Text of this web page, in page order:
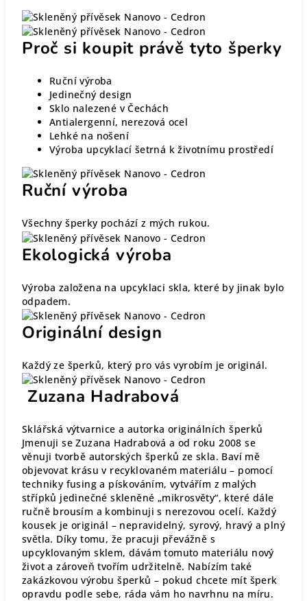
Proč si koupit právě tyto šperky
Ruční výroba
Jedinečný design
Sklo nalezené v Čechách
Antialergenní, nerezová ocel
Lehké na nošení
Výroba upcyklací šetrná k životnímu prostředí
Ruční výroba
Všechny šperky pochází z mých rukou.
Ekologická výroba
Výroba založena na upcyklaci skla, které by jinak bylo
odpadem.
Originální design
Každý ze šperků, který pro vás vyrobím je originál.
Zuzana Hadrabová
Sklářská výtvarnice a autorka originálních šperků
Jmenuji se Zuzana Hadrabová a od roku 2008 se
věnuji tvorbě autorských šperků ze skla. Baví mě
objevovat krásu v recyklovaném materiálu – pomocí
techniky fusing a pískováním, vytvářím z malých
střípků jedinečné skleněné „mikrosvěty“, které dále
ručně brousím a kombinuji s nerezovou ocelí. Každý
kousek je originál – nepravidelný, syrový, hravý a plný
světla. Díky tomu, že pracuji převážně s
upcyklovaným sklem, dávám tomuto materiálu nový
život a zároveň tvořím udržitelně. Nabízím také
zakázkovou výrobu šperků – pokud chcete mít šperk
opravdu podle sebe, ráda vám ho navrhnu na míru.